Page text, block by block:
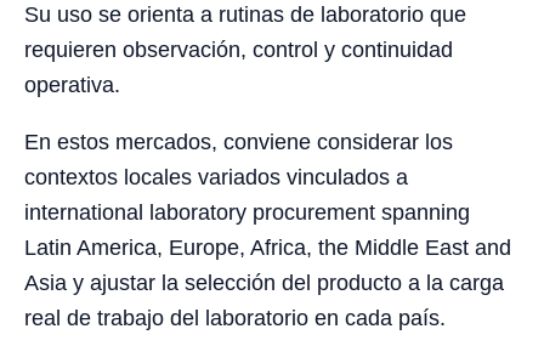
Su uso se orienta a rutinas de laboratorio que
requieren observación, control y continuidad
operativa.
En estos mercados, conviene considerar los
contextos locales variados vinculados a
international laboratory procurement spanning
Latin America, Europe, Africa, the Middle East and
Asia y ajustar la selección del producto a la carga
real de trabajo del laboratorio en cada país.